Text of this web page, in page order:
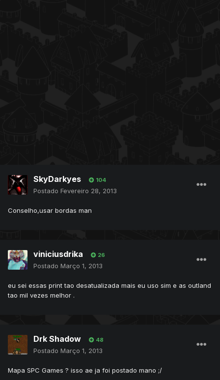
SkyDarkyes 104
Postado Fevereiro 28, 2013
Conselho,usar bordas man
viniciusdrika 26
Postado Março 1, 2013
eu sei essas print tao desatualizada mais eu uso sim e as outland
tao mil vezes melhor .
Drk Shadow 48
Postado Março 1, 2013
Mapa SPC Games ? isso ae ja foi postado mano ;/